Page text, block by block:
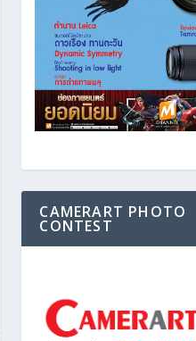
CAMERART PHOTO
CONTEST